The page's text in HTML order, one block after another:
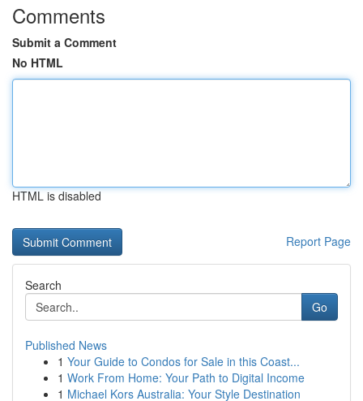
Comments
Submit a Comment
No HTML
HTML is disabled
Report Page
Search
Go
Published News
1 Your Guide to Condos for Sale in this Coast...
1 Work From Home: Your Path to Digital Income
1 Michael Kors Australia: Your Style Destination